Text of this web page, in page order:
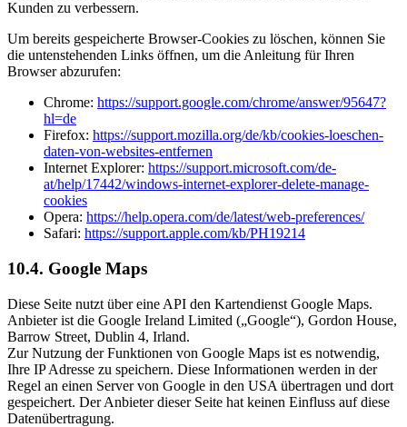
Kunden zu verbessern.
Um bereits gespeicherte Browser-Cookies zu löschen, können Sie
die untenstehenden Links öffnen, um die Anleitung für Ihren
Browser abzurufen:
Chrome: https://support.google.com/chrome/answer/95647?
hl=de
Firefox: https://support.mozilla.org/de/kb/cookies-loeschen-
daten-von-websites-entfernen
Internet Explorer: https://support.microsoft.com/de-
at/help/17442/windows-internet-explorer-delete-manage-
cookies
Opera: https://help.opera.com/de/latest/web-preferences/
Safari: https://support.apple.com/kb/PH19214
10.4. Google Maps
Diese Seite nutzt über eine API den Kartendienst Google Maps.
Anbieter ist die Google Ireland Limited („Google“), Gordon House,
Barrow Street, Dublin 4, Irland.
Zur Nutzung der Funktionen von Google Maps ist es notwendig,
Ihre IP Adresse zu speichern. Diese Informationen werden in der
Regel an einen Server von Google in den USA übertragen und dort
gespeichert. Der Anbieter dieser Seite hat keinen Einfluss auf diese
Datenübertragung.